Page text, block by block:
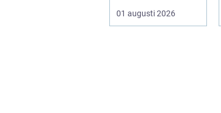
inomhusklimatet
fungerar och ener...
01 augusti 2026